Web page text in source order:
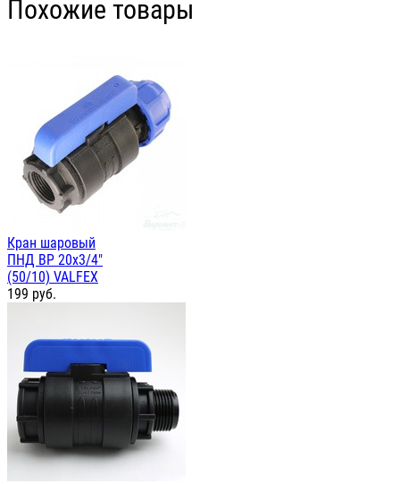
Похожие товары
Кран шаровый
ПНД ВР 20х3/4"
(50/10) VALFEX
199 руб.